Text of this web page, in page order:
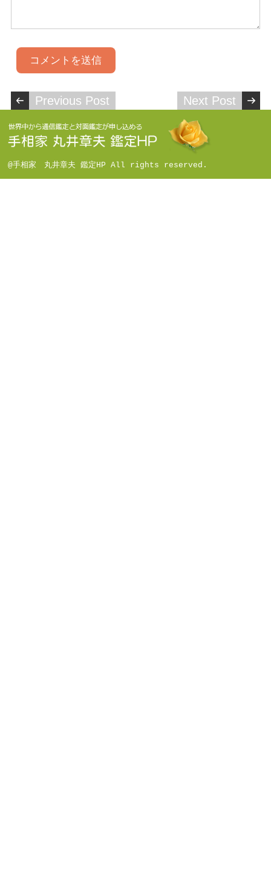
Previous Post Next Post
@手相家 丸井章夫 鑑定HP All rights reserved.